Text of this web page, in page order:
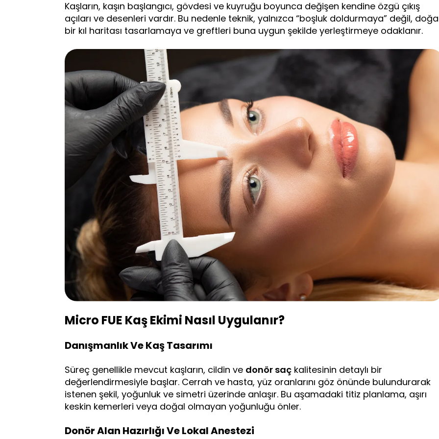
Kaşların, kaşın başlangıcı, gövdesi ve kuyruğu boyunca değişen kendine özgü çıkış
açıları ve desenleri vardır. Bu nedenle teknik, yalnızca “boşluk doldurmaya” değil,
bir kıl haritası tasarlamaya ve greftleri buna uygun şekilde yerleştirmeye odaklanır.
Micro FUE Kaş Ekimi Nasıl Uygulanır?
Danışmanlık Ve Kaş Tasarımı
Süreç genellikle mevcut kaşların, cildin ve donör saç kalitesinin detaylı bir
değerlendirmesiyle başlar. Cerrah ve hasta, yüz oranlarını göz önünde bulundurarak
istenen şekil, yoğunluk ve simetri üzerinde anlaşır. Bu aşamadaki titiz planlama, aşırı
keskin kemerleri veya doğal olmayan yoğunluğu önler.
Donör Alan Hazırlığı Ve Lokal Anestezi